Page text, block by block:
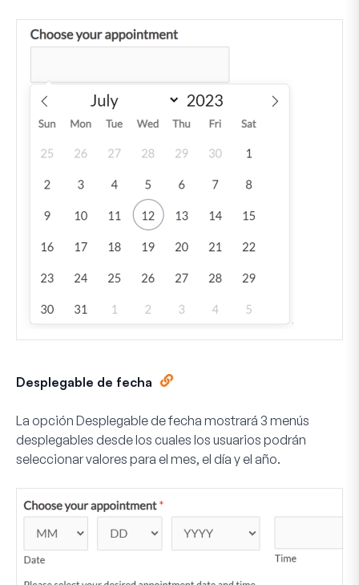
Desplegable de fecha
La opción Desplegable de fecha mostrará 3 menús
desplegables desde los cuales los usuarios podrán
seleccionar valores para el mes, el día y el año.